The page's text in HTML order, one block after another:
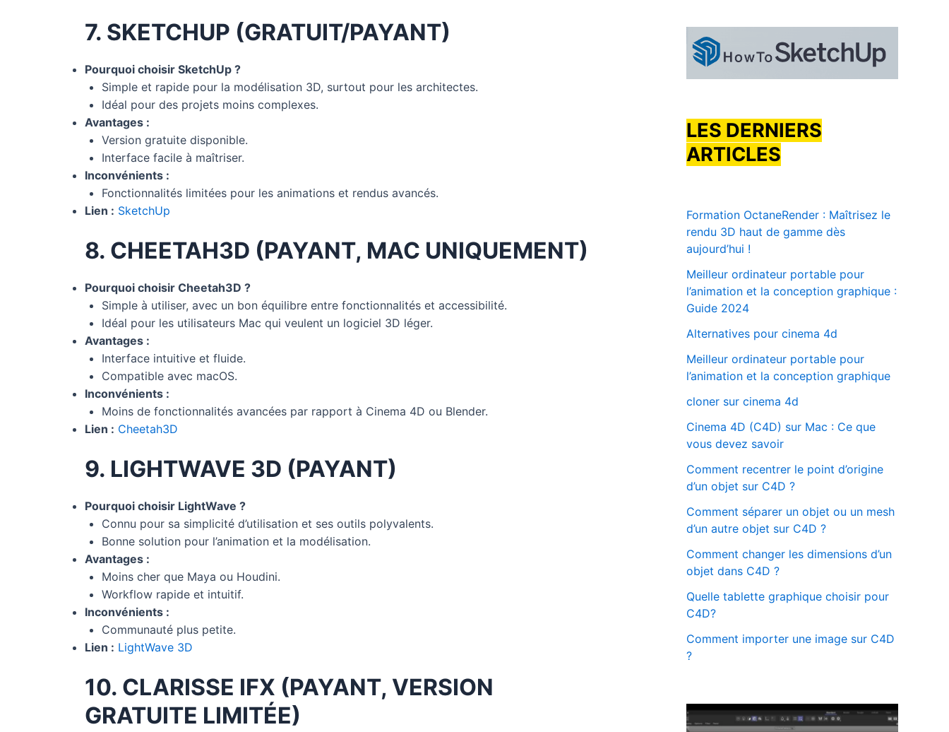
7. SKETCHUP (GRATUIT/PAYANT)
Pourquoi choisir SketchUp ?
Simple et rapide pour la modélisation 3D, surtout pour les architectes.
Idéal pour des projets moins complexes.
Avantages :
Version gratuite disponible.
Interface facile à maîtriser.
Inconvénients :
Fonctionnalités limitées pour les animations et rendus avancés.
Lien : SketchUp
8. CHEETAH3D (PAYANT, MAC UNIQUEMENT)
Pourquoi choisir Cheetah3D ?
Simple à utiliser, avec un bon équilibre entre fonctionnalités et accessibilité.
Idéal pour les utilisateurs Mac qui veulent un logiciel 3D léger.
Avantages :
Interface intuitive et fluide.
Compatible avec macOS.
Inconvénients :
Moins de fonctionnalités avancées par rapport à Cinema 4D ou Blender.
Lien : Cheetah3D
9. LIGHTWAVE 3D (PAYANT)
Pourquoi choisir LightWave ?
Connu pour sa simplicité d’utilisation et ses outils polyvalents.
Bonne solution pour l’animation et la modélisation.
Avantages :
Moins cher que Maya ou Houdini.
Workflow rapide et intuitif.
Inconvénients :
Communauté plus petite.
Lien : LightWave 3D
10. CLARISSE IFX (PAYANT, VERSION
GRATUITE LIMITÉE)
LES DERNIERS
ARTICLES
Formation OctaneRender : Maîtrisez le
rendu 3D haut de gamme dès
aujourd’hui !
Meilleur ordinateur portable pour
l’animation et la conception graphique :
Guide 2024
Alternatives pour cinema 4d
Meilleur ordinateur portable pour
l’animation et la conception graphique
cloner sur cinema 4d
Cinema 4D (C4D) sur Mac : Ce que
vous devez savoir
Comment recentrer le point d’origine
d’un objet sur C4D ?
Comment séparer un objet ou un mesh
d’un autre objet sur C4D ?
Comment changer les dimensions d’un
objet dans C4D ?
Quelle tablette graphique choisir pour
C4D?
Comment importer une image sur C4D
?